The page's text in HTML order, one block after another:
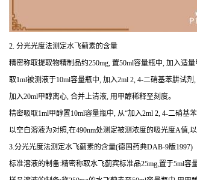
2. 分光光度法测定水飞蓟素的含量
精密称取提取物精制品约250mg, 置50ml容量瓶中, 加入适
取1ml被测液于10ml容量瓶中, 加入2ml 2, 4-二硝基苯肼试
加入20ml甲醇离心, 合并上清液, 用甲醇稀释至刻度。
精密吸取1ml甲醇置10ml容量瓶中, 从“加入2ml 2, 4-二硝基
以空白溶液为对照,在490nm处测定被测浓度的吸光度A值,
3.分光光度法测定水飞蓟素的含量(德国药典DAB-9版1997)
标准溶液的制备:精密称取水飞蓟宾标准品25mg,置于5ml容